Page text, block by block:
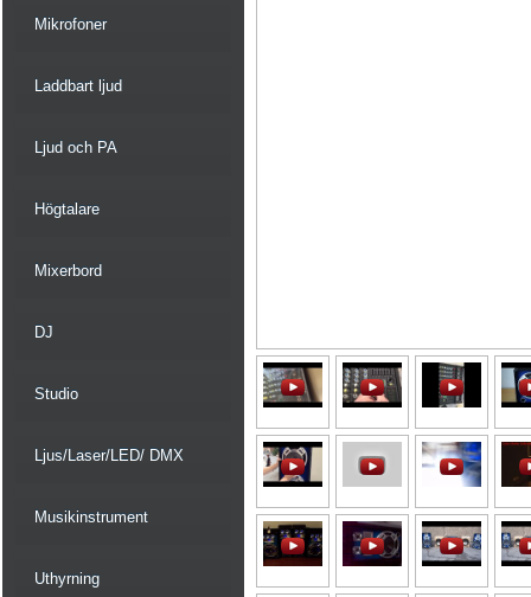
Mikrofoner
Laddbart ljud
Ljud och PA
Högtalare
Mixerbord
DJ
Studio
Ljus/Laser/LED/ DMX
Musikinstrument
Uthyrning